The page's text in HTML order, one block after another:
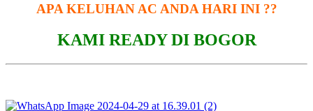
APA KELUHAN AC ANDA HARI INI ??
KAMI READY DI BOGOR